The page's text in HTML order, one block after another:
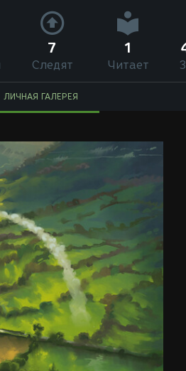
7
Следят
1
Читает
ЛИЧНАЯ ГАЛЕРЕЯ